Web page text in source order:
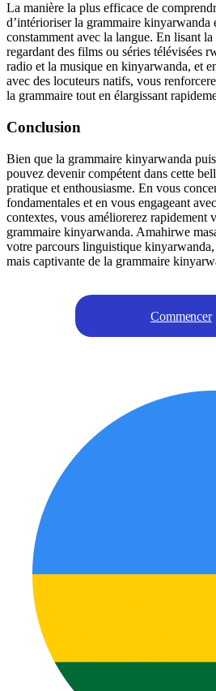
La manière la plus efficace de
d’intérioriser la grammaire kinyarwanda
constamment avec la langue. En lisant
regardant des films ou séries télévisées
radio et la musique en kinyarwanda, et
avec des locuteurs natifs, vous
la grammaire tout en élargissant
Conclusion
Bien que la grammaire kinyarwanda
pouvez devenir compétent dans cette
pratique et enthousiasme. En vous
fondamentales et en vous engageant
contextes, vous améliorerez rapidement
grammaire kinyarwanda. Amahirwe
votre parcours linguistique
mais captivante de la grammaire
Commencer